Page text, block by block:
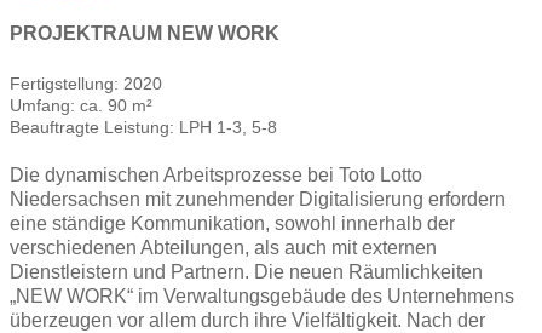
PROJEKTRAUM NEW WORK
Fertigstellung: 2020
Umfang: ca. 90 m²
Beauftragte Leistung: LPH 1-3, 5-8
Die dynamischen Arbeitsprozesse bei Toto Lotto
Niedersachsen mit zunehmender Digitalisierung erfordern
eine ständige Kommunikation, sowohl innerhalb der
verschiedenen Abteilungen, als auch mit externen
Dienstleistern und Partnern. Die neuen Räumlichkeiten
„NEW WORK“ im Verwaltungsgebäude des Unternehmens
überzeugen vor allem durch ihre Vielfältigkeit. Nach der